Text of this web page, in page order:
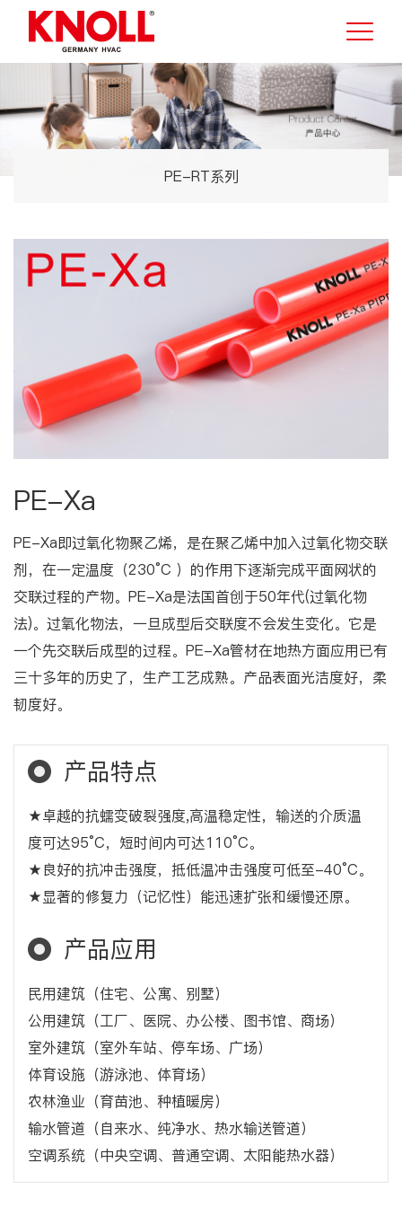
PE-RT系列
PE-Xa
PE-Xa即过氧化物聚乙烯，是在聚乙烯中加入过氧化物交联
剂，在一定温度（230°C ）的作用下逐渐完成平面网状的
交联过程的产物。PE-Xa是法国首创于50年代(过氧化物
法)。过氧化物法，一旦成型后交联度不会发生变化。它是
一个先交联后成型的过程。PE-Xa管材在地热方面应用已有
三十多年的历史了，生产工艺成熟。产品表面光洁度好，柔
韧度好。
产品特点
★卓越的抗蠕变破裂强度,高温稳定性，输送的介质温
度可达95°C，短时间内可达110°C。
★良好的抗冲击强度，抵低温冲击强度可低至-40°C。
★显著的修复力（记忆性）能迅速扩张和缓慢还原。
产品应用
民用建筑（住宅、公寓、别墅）
公用建筑（工厂、医院、办公楼、图书馆、商场）
室外建筑（室外车站、停车场、广场）
体育设施（游泳池、体育场）
农林渔业（育苗池、种植暖房）
输水管道（自来水、纯净水、热水输送管道）
空调系统（中央空调、普通空调、太阳能热水器）